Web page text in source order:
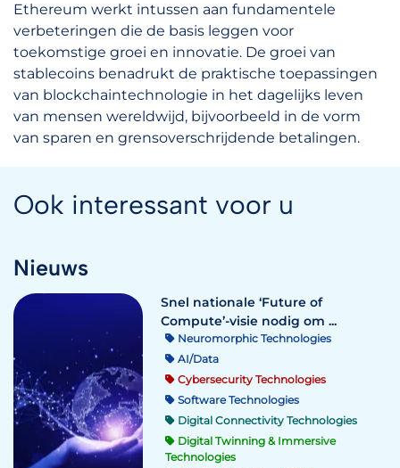
Ethereum werkt intussen aan fundamentele
verbeteringen die de basis leggen voor
toekomstige groei en innovatie. De groei van
stablecoins benadrukt de praktische toepassingen
van blockchaintechnologie in het dagelijks leven
van mensen wereldwijd, bijvoorbeeld in de vorm
van sparen en grensoverschrijdende betalingen.
Ook interessant voor u
Nieuws
Snel nationale ‘Future of
Compute’-visie nodig om ...
Neuromorphic Technologies
AI/Data
Cybersecurity Technologies
Software Technologies
Digital Connectivity Technologies
Digital Twinning & Immersive
Technologies